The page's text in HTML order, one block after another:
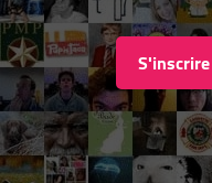
S'inscrire